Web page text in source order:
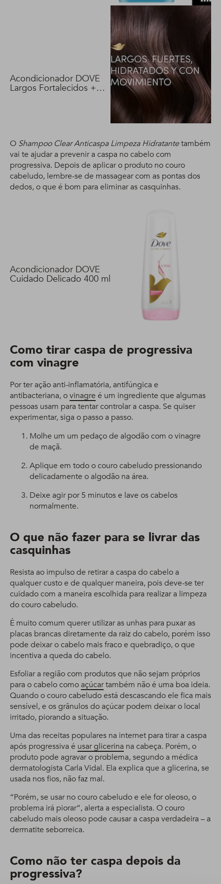
Acondicionador DOVE
Largos Fortalecidos +
O Shampoo Clear Anticaspa Limpeza Hidratantetambém
vai te ajudar a prevenir a caspa no cabelo com
progressiva. Depois de aplicar o produto no couro
cabeludo, lembre-se de massagear com as pontas dos
dedos, o que é bom para eliminar as casquinhas.
Acondicionador DOVE
Cuidado Delicado 400 ml
Como tirar caspa de progressiva
com vinagre
Por ter ação anti-inflamatória, antifúngica e
antibacteriana, ovinagre é um ingrediente que algumas
pessoas usam para tentar controlar a caspa. Se quiser
experimentar, siga o passo a passo.
Molhe um um pedaço de algodão com o vinagre
de maçã.
Aplique em todo o couro cabeludo pressionando
delicadamente o algodão na área.
Deixe agir por 5 minutos e lave os cabelos
normalmente.
O que não fazer para se livrar das
casquinhas
Resista ao impulso de retirar a caspa do cabelo a
qualquer custo e de qualquer maneira, pois deve-se ter
cuidado com a maneira escolhida para realizar a limpeza
do couro cabeludo.
É muito comum querer utilizar as unhas para puxar as
placas brancas diretamente da raiz do cabelo, porém isso
pode deixar o cabelo mais fraco e quebradiço, o que
incentiva a queda do cabelo.
Esfoliar a região com produtos que não sejam próprios
para o cabelo comoaçúcartambém não é uma boa ideia.
Quando o couro cabeludo está descascando ele fica mais
sensível, e os grânulos do açúcar podem deixar o local
irritado, piorando a situação.
Uma das receitas populares na internet para tirar a caspa
após progressiva é usar glicerina na cabeça. Porém, o
produto pode agravar o problema, segundo a médica
dermatologista Carla Vidal. Ela explica que a glicerina, se
usada nos fios, não faz mal.
“Porém, se usar no couro cabeludo e ele for oleoso, o
problema irá piorar”, alerta a especialista. O couro
cabeludo mais oleoso pode causar a caspa verdadeira – a
dermatite seborreica.
Como não ter caspa depois da
progressiva?